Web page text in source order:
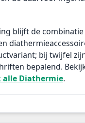
blijft de combinatie
bij twijfel
bepalend.
alle Diathermie.